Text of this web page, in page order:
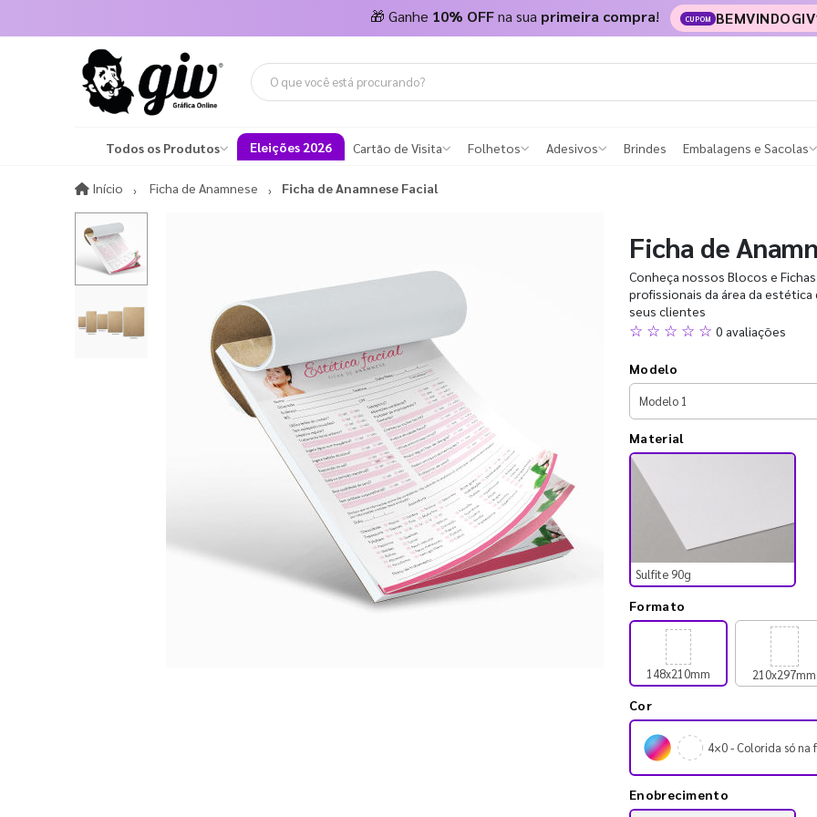
🎁 Ganhe 10% OFFna sua primeira compra! CUPOM
Todos os Produtos Eleições 2026 Cartão de Visita Folhetos Adesivos Brindes Embalagens e Sacolas
Início InícioFicha de Anamnese Ficha de Anamnese Facial
Ficha de
Conheça nossos Blocos e
profissionais da área da
seus clientes
☆ ☆ ☆ ☆ ☆ 0 avaliações
Modelo
Material
Sulfite 90g
Formato
148x210mm 210x297mm
Cor
4×0 - Colorida só na
Enobrecimento